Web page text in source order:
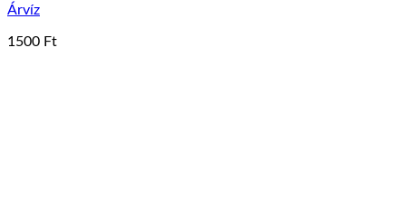
Árvíz
1500 Ft